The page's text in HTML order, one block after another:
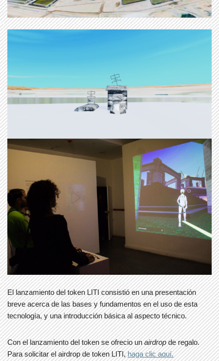
El lanzamiento del token LITI consistió en una presentación
breve acerca de las bases y fundamentos en el uso de esta
tecnología, y una introducción básica al aspecto técnico.
Con el lanzamiento del token se ofrecio unairdropde regalo.
Para solicitar el airdrop de token LITI,haga clic aquí.